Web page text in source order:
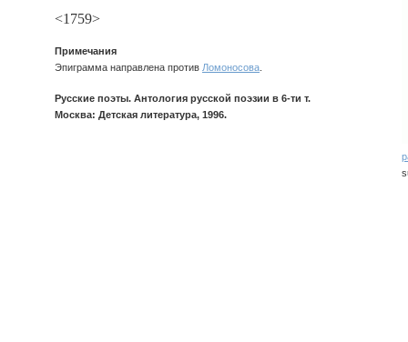
<1759>
Примечания
Эпиграмма направлена против Ломоносова
Русские поэты. Антология русской поэзии в 6-ти т.
Москва: Детская литература, 1996.